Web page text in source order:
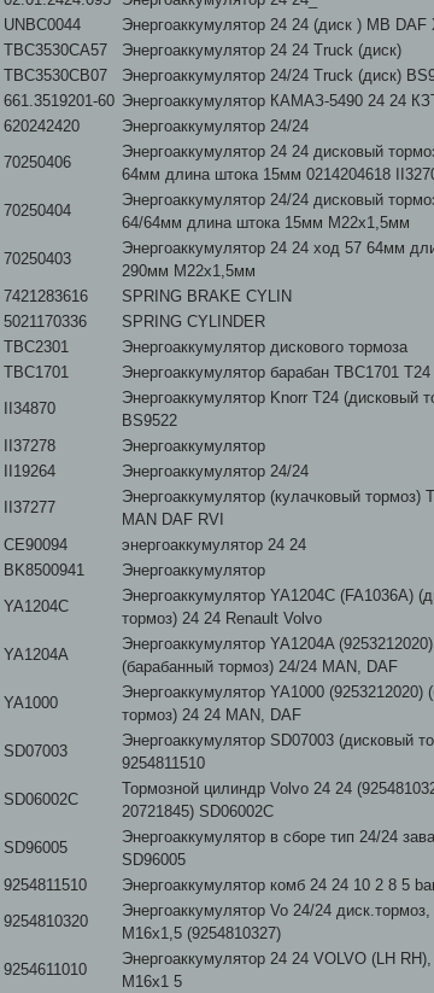
UNBC0044 Энергоаккумулятор 24 24 (диск ) MB DAF
TBC3530CA57 Энергоаккумулятор 24 24 Truck (диск)
TBC3530CB07 Энергоаккумулятор 24/24 Truck (диск)
661.3519201-60 Энергоаккумулятор КАМАЗ-5490 24 24
620242420 Энергоаккумулятор 24/24
70250406
Энергоаккумулятор 24 24 дисковый
64мм длина штока 15мм 0214204618
70250404
Энергоаккумулятор 24/24 дисковый
64/64мм длина штока 15мм M22x1,5мм
70250403
Энергоаккумулятор 24 24 ход 57 64мм
290мм M22x1,5мм
7421283616 SPRING BRAKE CYLIN
5021170336 SPRING CYLINDER
TBC2301 Энергоаккумулятор дискового тормоза
TBC1701 Энергоаккумулятор барабан TBC1701 Т24
II34870
Энергоаккумулятор Knorr T24 (дисковый
BS9522
II37278 Энергоаккумулятор
II19264 Энергоаккумулятор 24/24
II37277
Энергоаккумулятор (кулачковый тормоз)
MAN DAF RVI
CE90094 энергоаккумулятор 24 24
BK8500941 Энергоаккумулятор
YA1204C
Энергоаккумулятор YA1204C (FA1036A)
тормоз) 24 24 Renault Volvo
YA1204A
Энергоаккумулятор YA1204A (9253212020)
(барабанный тормоз) 24/24 MAN, DAF
YA1000
Энергоаккумулятор YA1000 (9253212020)
тормоз) 24 24 MAN, DAF
SD07003
Энергоаккумулятор SD07003 (дисковый
9254811510
SD06002C
Тормозной цилиндр Volvo 24 24
20721845) SD06002C
SD96005
Энергоаккумулятор в сборе тип 24/24
SD96005
9254811510 Энергоаккумулятор комб 24 24 10 2 8 5
9254810320
Энергоаккумулятор Vo 24/24
М16х1,5 (9254810327)
9254611010
Энергоаккумулятор 24 24 VOLVO (LH
M16x1 5